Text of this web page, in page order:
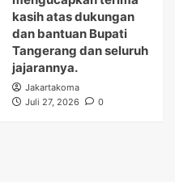
kasih atas dukungan
dan bantuan Bupati
Tangerang dan seluruh
jajarannya.
Jakartakoma
Juli 27, 2026
0